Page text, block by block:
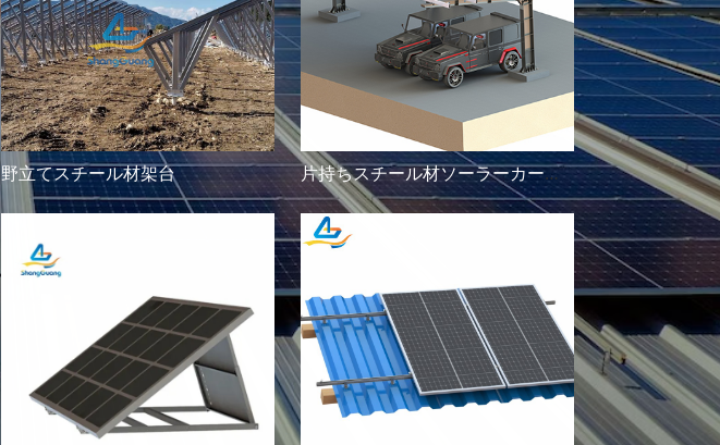
野立てスチール材架台 片持ちスチール材ソーラーカーポート架台